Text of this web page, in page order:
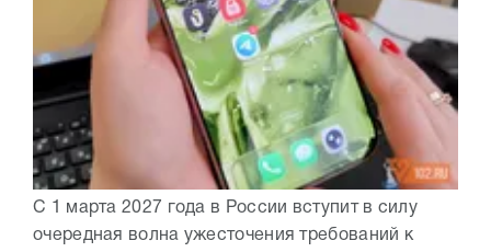
С 1 марта 2027 года в России вступит в силу
очередная волна ужесточения требований к